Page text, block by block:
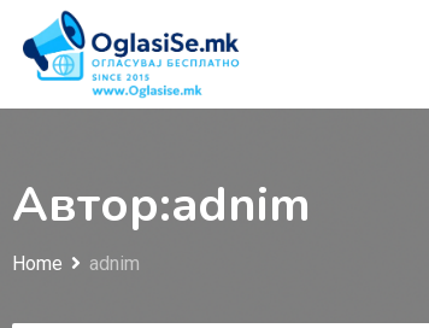
content
Автор:adnim
Home adnim